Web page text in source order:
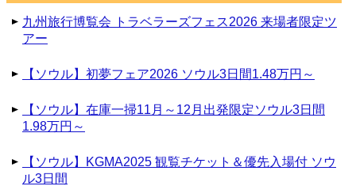
九州旅行博覧会 トラベラーズフェス2026 来場者限定ツ
アー
【ソウル】初夢フェア2026 ソウル3日間1.48万円～
【ソウル】在庫一掃11月～12月出発限定ソウル3日間
1.98万円～
【ソウル】KGMA2025 観覧チケット＆優先入場付 ソウ
ル3日間